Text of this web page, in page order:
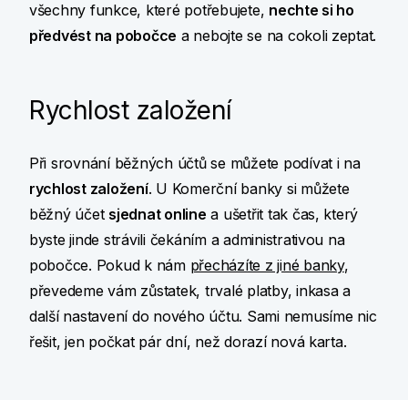
všechny funkce, které potřebujete, nechte si ho
předvést na pobočce a nebojte se na cokoli zeptat.
Rychlost založení
Při srovnání běžných účtů se můžete podívat i na
rychlost založení. U Komerční banky si můžete
běžný účetsjednat online a ušetřit tak čas, který
byste jinde strávili čekáním a administrativou na
pobočce. Pokud k nám přecházíte z jiné banky,
převedeme vám zůstatek, trvalé platby, inkasa a
další nastavení do nového účtu. Sami nemusíme nic
řešit, jen počkat pár dní, než dorazí nová karta.